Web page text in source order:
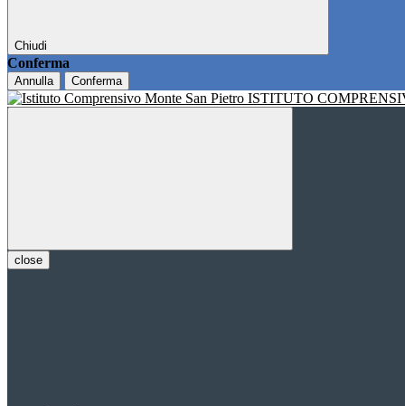
Chiudi
Conferma
Annulla Conferma
ISTITUTO
close